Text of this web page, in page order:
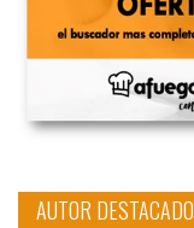
AUTOR DESTACADO